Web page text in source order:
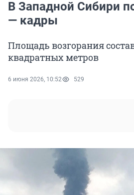
В Западной Сибири
— кадры
Площадь возгорания
квадратных метров
6 июня 2026, 10:52 529